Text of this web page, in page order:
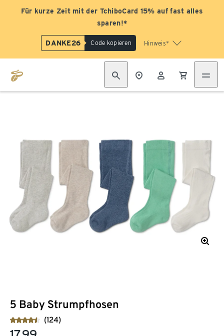
Für kurze Zeit mit der TchiboCard 15% auf fast alles
sparen!*
DANKE26 Code kopieren Hinweis*
5 Baby Strumpfhosen
(124)